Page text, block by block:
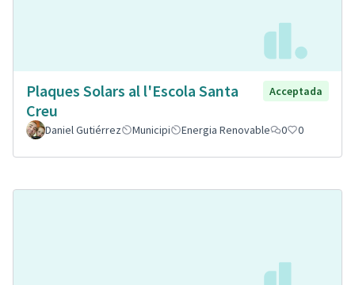
Plaques Solars al l'Escola Santa
Creu
Acceptada
Daniel Gutiérrez Municipi Energia Renovable 0 0